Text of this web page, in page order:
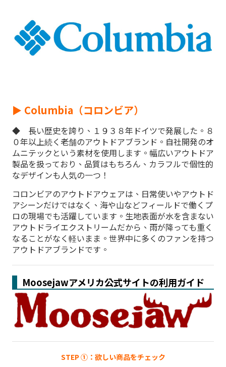
► Columbia（コロンビア）
◆ 長い歴史を誇り、１９３８年ドイツで発展した。８
０年以上続く老舗のアウトドアブランド。自社開発のオ
ムニテックという素材を使用します。幅広いアウトドア
製品を扱っており、品質はもちろん、カラフルで個性的
なデザインも人気の一つ！
コロンビアのアウトドアウェアは、日常使いやアウトド
アシーンだけではなく、海や山などフィールドで働くプ
ロの現場でも活躍しています。生地表面が水を含まない
アウトドライエクストリームだから、雨が降っても重く
なることがなく軽いまま。世界中に多くのファンを持つ
アウトドアブランドです。
Moosejawアメリカ公式サイトの利用ガイド
STEP ①：欲しい商品をチェック